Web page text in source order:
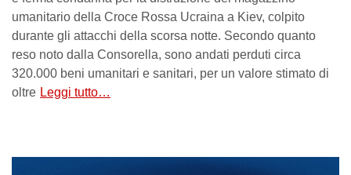
umanitario della Croce Rossa Ucraina a Kiev, colpito
durante gli attacchi della scorsa notte. Secondo quanto
reso noto dalla Consorella, sono andati perduti circa
320.000 beni umanitari e sanitari, per un valore stimato di
oltre Leggi tutto…